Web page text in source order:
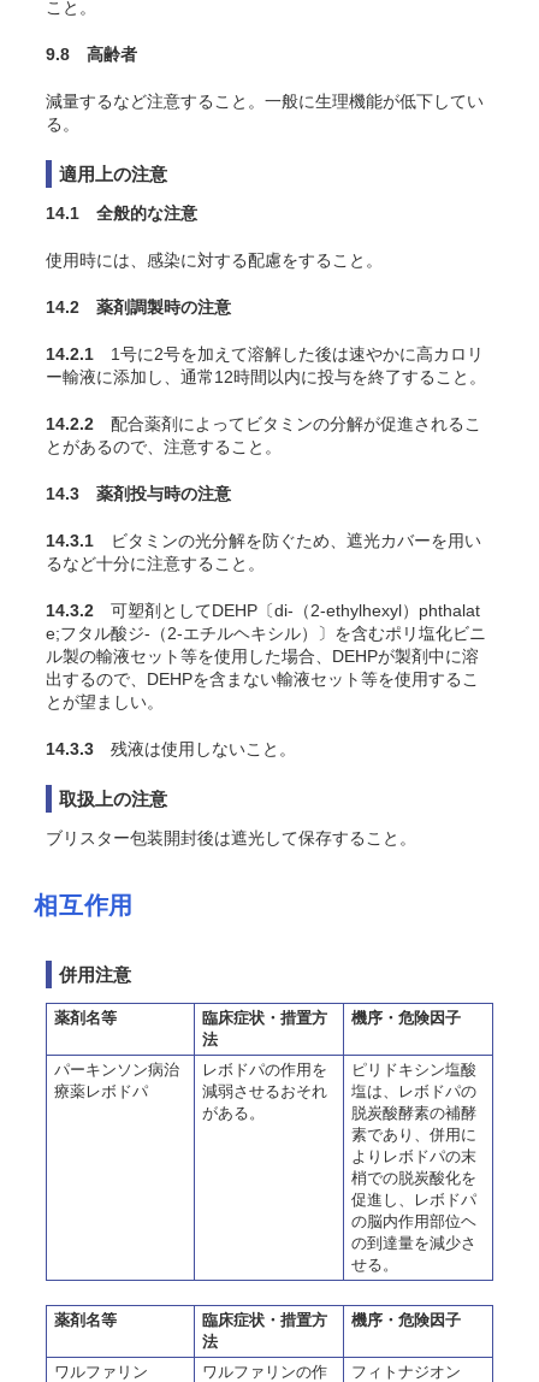
こと。
9.8 高齢者
減量するなど注意すること。一般に生理機能が低下してい
る。
適用上の注意
14.1 全般的な注意
使用時には、感染に対する配慮をすること。
14.2 薬剤調製時の注意
14.2.1 1号に2号を加えて溶解した後は速やかに高カロリ
ー輸液に添加し、通常12時間以内に投与を終了すること。
14.2.2 配合薬剤によってビタミンの分解が促進されるこ
とがあるので、注意すること。
14.3 薬剤投与時の注意
14.3.1 ビタミンの光分解を防ぐため、遮光カバーを用い
るなど十分に注意すること。
14.3.2 可塑剤としてDEHP〔di-（2-ethylhexyl）phthalat
e;フタル酸ジ-（2-エチルヘキシル）〕を含むポリ塩化ビニ
ル製の輸液セット等を使用した場合、DEHPが製剤中に溶
出するので、DEHPを含まない輸液セット等を使用するこ
とが望ましい。
14.3.3 残液は使用しないこと。
取扱上の注意
ブリスター包装開封後は遮光して保存すること。
相互作用
併用注意
薬剤名等
臨床症状・措置方
法
機序・危険因子
パーキンソン病治
療薬レボドパ
レボドパの作用を
減弱させるおそれ
がある。
ピリドキシン塩酸
塩は、レボドパの
脱炭酸酵素の補酵
素であり、併用に
よりレボドパの末
梢での脱炭酸化を
促進し、レボドパ
の脳内作用部位ヘ
の到達量を減少さ
せる。
薬剤名等
臨床症状・措置方
法
機序・危険因子
ワルファリン
ワルファリンの作
フィトナジオン